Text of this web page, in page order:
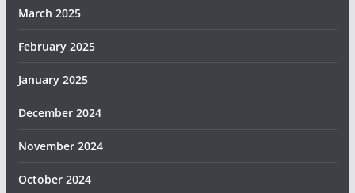
March 2025
February 2025
January 2025
December 2024
November 2024
October 2024